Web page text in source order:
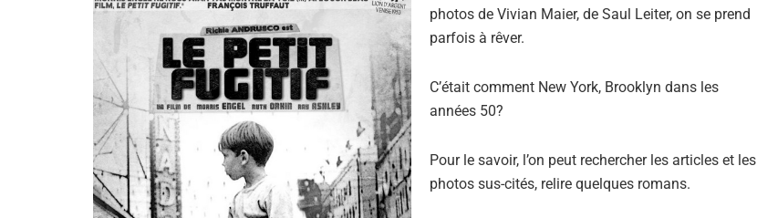
photos de Vivian Maier, de Saul Leiter, on se prend
parfois à rêver.
C’était comment New York, Brooklyn dans les
années 50?
Pour le savoir, l’on peut rechercher les articles et les
photos sus-cités, relire quelques romans.